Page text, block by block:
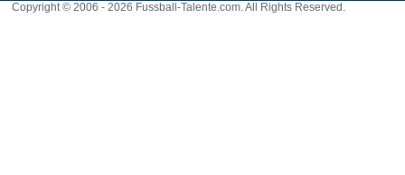
Copyright © 2006 - 2026 Fussball-Talente.com. All Rights Reserved.